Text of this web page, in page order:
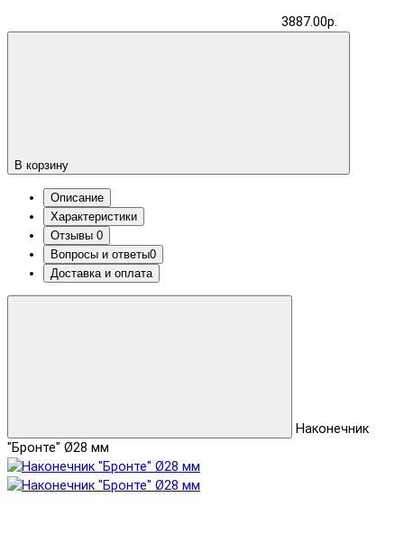
3887.00р.
В корзину
Описание
Характеристики
Отзывы 0
Вопросы и ответы0
Доставка и оплата
Наконечник
"Бронте" Ø28 мм